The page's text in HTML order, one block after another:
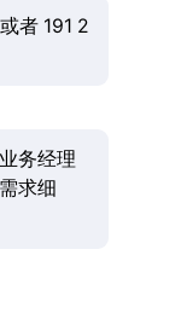
者 191 2
务经理
求细